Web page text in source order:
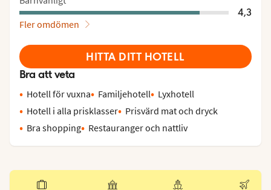
4,3
Fler omdömen
HITTA DITT HOTELL
Bra att veta
Hotell för vuxna Familjehotell
Lyxhotell
Hotell i alla prisklasser
Prisvärd mat och dryck
Bra shopping
Restauranger och nattliv